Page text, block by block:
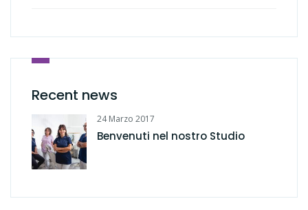
Recent news
24 Marzo 2017
Benvenuti nel nostro Studio